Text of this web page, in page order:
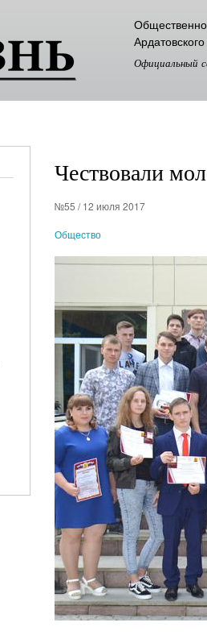
Официальный
Чествовали
№55 / 12 июля 2017
Общество